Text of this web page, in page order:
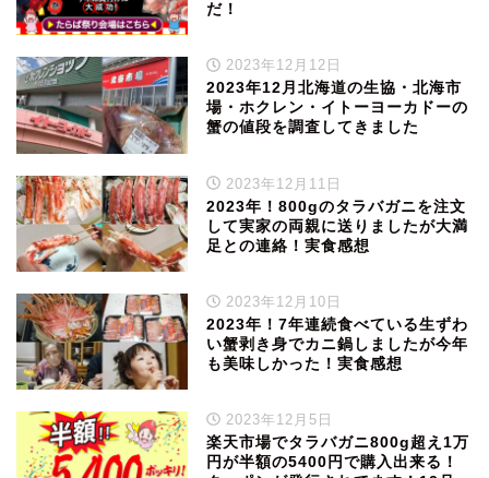
だ！
2023年12月12日
2023年12月北海道の生協・北海市
場・ホクレン・イトーヨーカドーの
蟹の値段を調査してきました
2023年12月11日
2023年！800gのタラバガニを注文
して実家の両親に送りましたが大満
足との連絡！実食感想
2023年12月10日
2023年！7年連続食べている生ずわ
い蟹剥き身でカニ鍋しましたが今年
も美味しかった！実食感想
2023年12月5日
楽天市場でタラバガニ800g超え1万
円が半額の5400円で購入出来る！